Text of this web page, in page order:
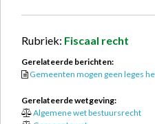
Rubriek: Fiscaal recht
Gerelateerde berichten:
Gemeenten mogen geen leges
Gerelateerde wetgeving:
Algemene wet bestuursrecht